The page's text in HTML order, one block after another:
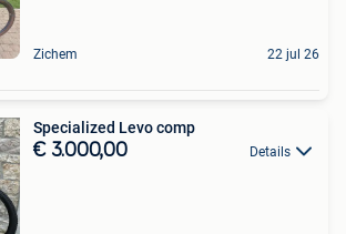
Zichem 22 jul 26
Specialized Levo comp
€ 3.000,00 Details